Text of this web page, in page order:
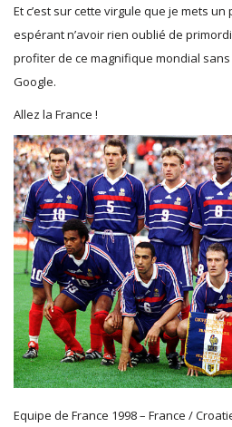
Et c’est sur cette virgule que je mets
espérant n’avoir rien oublié de
profiter de ce magnifique mondial
Google.
Allez la France !
Equipe de France 1998 – France /